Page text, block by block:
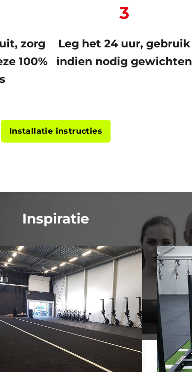
zorg
100%
3
Leg het 24 uur, gebruik
indien nodig gewichten
Installatie instructies
Inspiratie